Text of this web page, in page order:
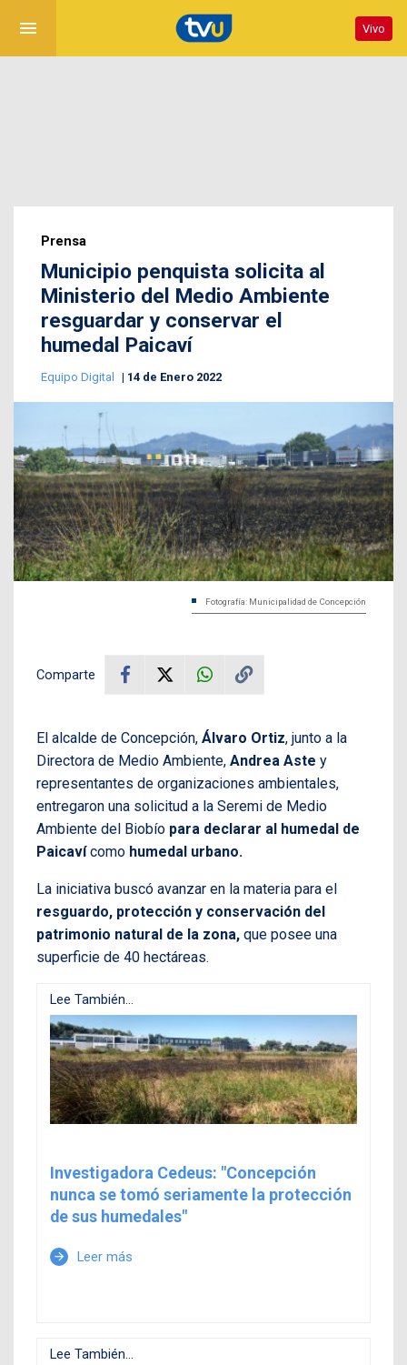
menu Vivo
Prensa
Municipio penquista solicita al
Ministerio del Medio Ambiente
resguardar y conservar el
humedal Paicaví
Equipo Digital 14 de Enero 2022
Fotografía: Municipalidad de Concepción
Comparte
El alcalde de Concepción, Álvaro Ortiz, junto a la
Directora de Medio Ambiente, Andrea Aste y
representantes de organizaciones ambientales,
entregaron una solicitud a la Seremi de Medio
Ambiente del Biobío para declarar al humedal de
Paicavícomo humedal urbano.
La iniciativa buscó avanzar en la materia para el
resguardo, protección y conservación del
patrimonio natural de la zona, que posee una
superficie de 40 hectáreas.
Lee También...
Investigadora Cedeus: "Concepción
nunca se tomó seriamente la protección
de sus humedales"
arrow_forward Leer más
Lee También...